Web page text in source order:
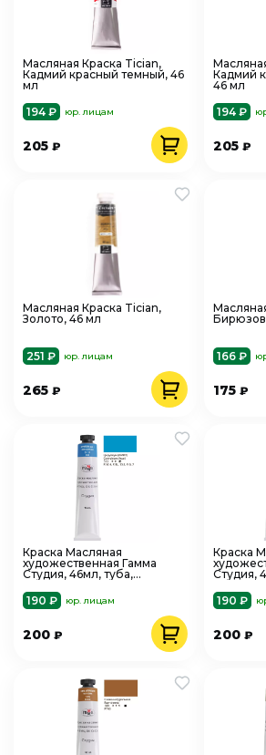
Масляная Краска Tician,
Кадмий красный темный, 46
мл
194 ₽
юр. лицам
205 ₽
Кадмий
46 мл
194 ₽
205₽
Масляная Краска Tician,
Золото, 46 мл
251 ₽ юр. лицам
265 ₽
166 ₽
175₽
Краска Масляная
художественная Гамма
Студия, 46мл, туба,
190 ₽
юр. лицам
200 ₽
Краска
Студия,
190 ₽
200₽